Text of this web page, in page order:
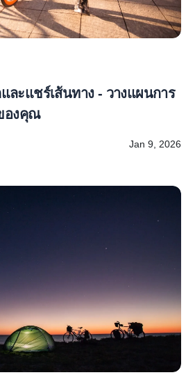
ละแชร์เส้นทาง - วางแผนการ
องคุณ
Jan 9, 2026